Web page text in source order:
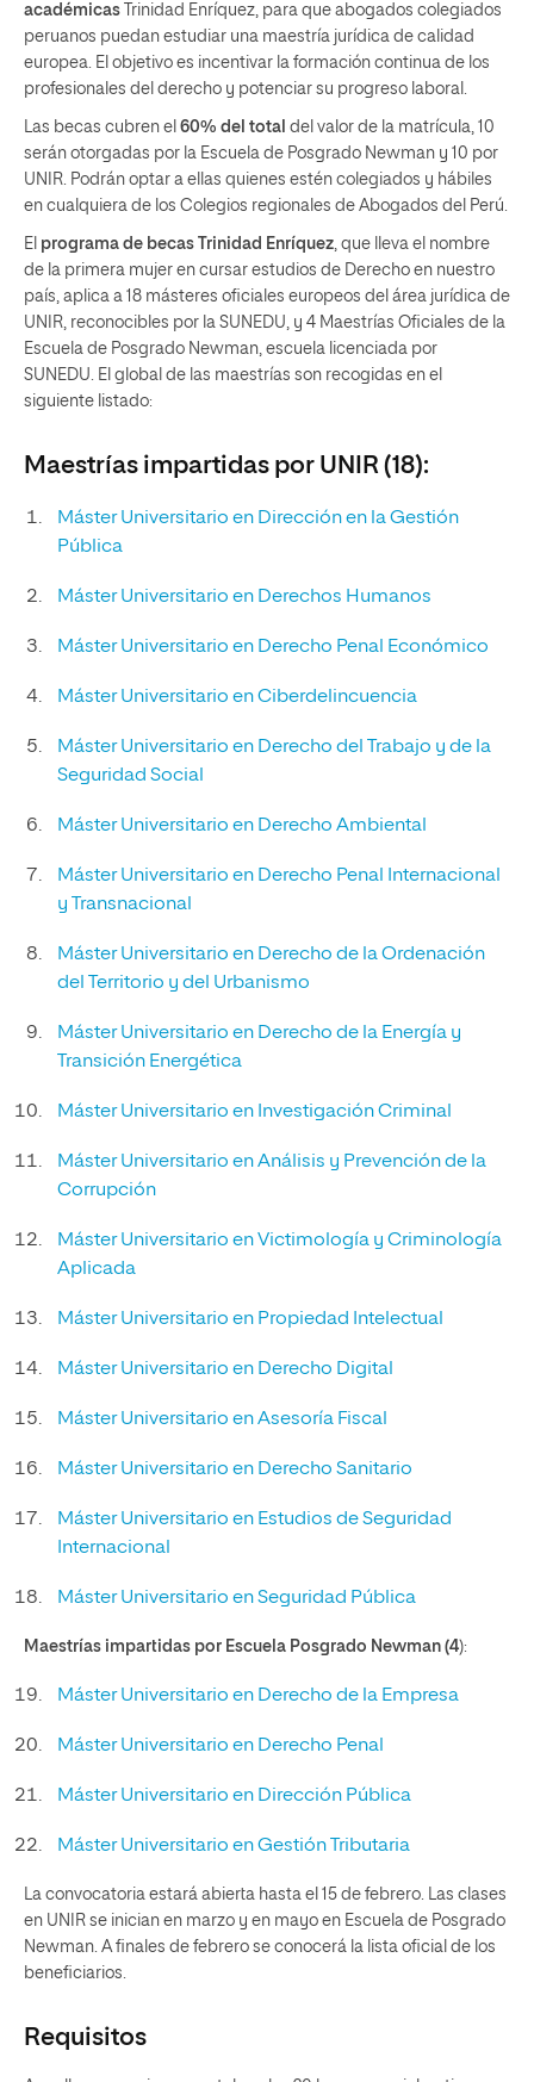
académicas Trinidad Enríquez, para que abogados colegiados
peruanos puedan estudiar una maestría jurídica de calidad
europea. El objetivo es incentivar la formación continua de los
profesionales del derecho y potenciar su progreso laboral.
Las becas cubren el 60% del total del valor de la matrícula, 10
serán otorgadas por la Escuela de Posgrado Newman y 10 por
UNIR. Podrán optar a ellas quienes estén colegiados y hábiles
en cualquiera de los Colegios regionales de Abogados del Perú.
El programa de becas Trinidad Enríquez , que lleva el nombre
de la primera mujer en cursar estudios de Derecho en nuestro
país, aplica a 18 másteres oficiales europeos del área jurídica de
UNIR, reconocibles por la SUNEDU, y 4 Maestrías Oficiales de la
Escuela de Posgrado Newman, escuela licenciada por
SUNEDU. El global de las maestrías son recogidas en el
siguiente listado:
Maestrías impartidas por UNIR (18):
Máster Universitario en Dirección en la Gestión
Pública
Máster Universitario en Derechos Humanos
Máster Universitario en Derecho Penal Económico
Máster Universitario en Ciberdelincuencia
Máster Universitario en Derecho del Trabajo y de la
Seguridad Social
Máster Universitario en Derecho Ambiental
Máster Universitario en Derecho Penal Internacional
y Transnacional
Máster Universitario en Derecho de la Ordenación
del Territorio y del Urbanismo
Máster Universitario en Derecho de la Energía y
Transición Energética
Máster Universitario en Investigación Criminal
Máster Universitario en Análisis y Prevención de la
Corrupción
Máster Universitario en Victimología y Criminología
Aplicada
Máster Universitario en Propiedad Intelectual
Máster Universitario en Derecho Digital
Máster Universitario en Asesoría Fiscal
Máster Universitario en Derecho Sanitario
Máster Universitario en Estudios de Seguridad
Internacional
Máster Universitario en Seguridad Pública
Maestrías impartidas por Escuela Posgrado Newman (4):
Máster Universitario en Derecho de la Empresa
Máster Universitario en Derecho Penal
Máster Universitario en Dirección Pública
Máster Universitario en Gestión Tributaria
La convocatoria estará abierta hasta el 15 de febrero. Las clases
en UNIR se inician en marzo y en mayo en Escuela de Posgrado
Newman. A finales de febrero se conocerá la lista oficial de los
beneficiarios.
Requisitos